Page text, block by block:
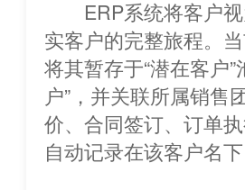
ERP系统将客户视
实客户的完整旅程。
将其暂存于“潜在客户”池
户”，并关联所属销售
价、合同签订、订单
自动记录在该客户名